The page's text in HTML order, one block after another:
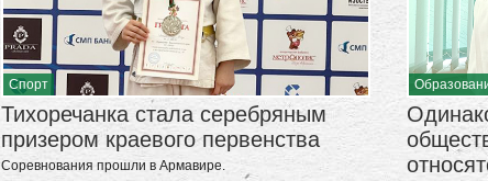
Спорт
Тихоречанка стала серебряным
призером краевого первенства
Соревнования прошли в Армавире.